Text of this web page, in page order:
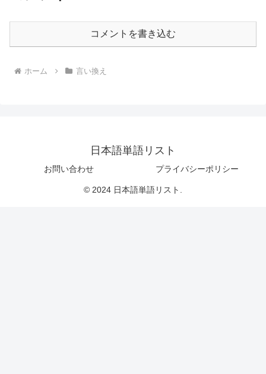
コメントを書き込む
ホーム 言い換え
日本語単語リスト
お問い合わせ プライバシーポリシー
© 2024 日本語単語リスト.